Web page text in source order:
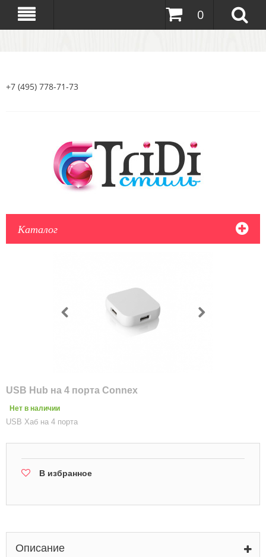
0
+7 (495) 778-71-73
Каталог
USB Hub на 4 порта Connex
Нет в наличии
USB Хаб на 4 порта
В избранное
Описание